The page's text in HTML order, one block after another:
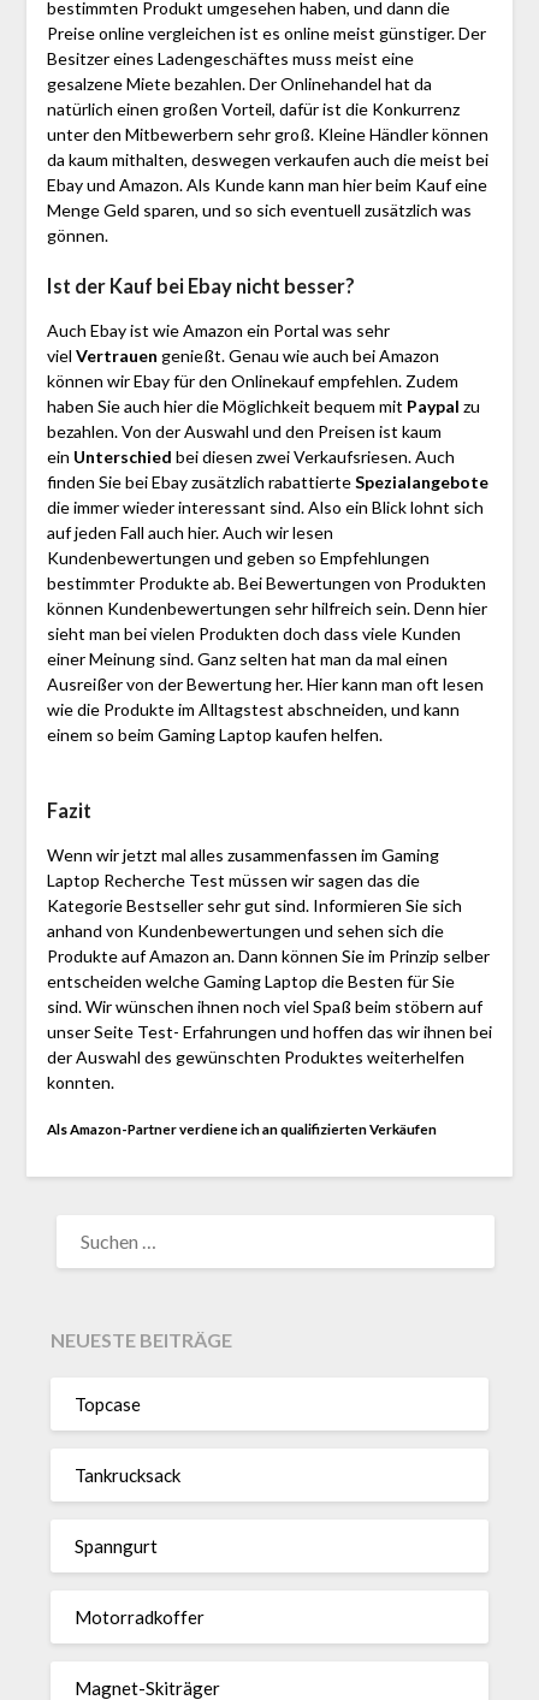
bestimmten Produkt umgesehen haben, und dann die
Preise online vergleichen ist es online meist günstiger. Der
Besitzer eines Ladengeschäftes muss meist eine
gesalzene Miete bezahlen. Der Onlinehandel hat da
natürlich einen großen Vorteil, dafür ist die Konkurrenz
unter den Mitbewerbern sehr groß. Kleine Händler können
da kaum mithalten, deswegen verkaufen auch die meist bei
Ebay und Amazon. Als Kunde kann man hier beim Kauf eine
Menge Geld sparen, und so sich eventuell zusätzlich was
gönnen.
Ist der Kauf bei Ebay nicht besser?
Auch Ebay ist wie Amazon ein Portal was sehr
viel Vertrauen genießt. Genau wie auch bei Amazon
können wir Ebay für den Onlinekauf empfehlen. Zudem
haben Sie auch hier die Möglichkeit bequem mit Paypal zu
bezahlen. Von der Auswahl und den Preisen ist kaum
ein Unterschied bei diesen zwei Verkaufsriesen. Auch
finden Sie bei Ebay zusätzlich rabattierteSpezialangebote
die immer wieder interessant sind. Also ein Blick lohnt sich
auf jeden Fall auch hier. Auch wir lesen
Kundenbewertungen und geben so Empfehlungen
bestimmter Produkte ab. Bei Bewertungen von Produkten
können Kundenbewertungen sehr hilfreich sein. Denn hier
sieht man bei vielen Produkten doch dass viele Kunden
einer Meinung sind. Ganz selten hat man da mal einen
Ausreißer von der Bewertung her. Hier kann man oft lesen
wie die Produkte im Alltagstest abschneiden, und kann
einem so beim Gaming Laptop kaufen helfen.
Fazit
Wenn wir jetzt mal alles zusammenfassen im Gaming
Laptop Recherche Test müssen wir sagen das die
Kategorie Bestseller sehr gut sind. Informieren Sie sich
anhand von Kundenbewertungen und sehen sich die
Produkte auf Amazon an. Dann können Sie im Prinzip selber
entscheiden welche Gaming Laptop die Besten für Sie
sind. Wir wünschen ihnen noch viel Spaß beim stöbern auf
unser Seite Test- Erfahrungen und hoffen das wir ihnen bei
der Auswahl des gewünschten Produktes weiterhelfen
konnten.
Als Amazon-Partner verdiene ich an qualifizierten Verkäufen
NACH:
NEUESTE BEITRÄGE
Topcase
Tan­kruck­sack
Spann­gurt
Motor­rad­koffer
Magnet-Ski­träger